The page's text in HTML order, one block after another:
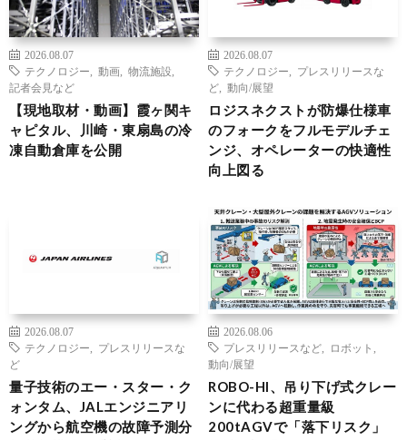
2026.08.07
テクノロジー
動画 物流施設
記者会見など
【現地取材・動画】霞ヶ関キ
ャピタル、川崎・東扇島の冷
凍自動倉庫を公開
2026.08.07
テクノロジー
プレスリリースな
ど
動向/展望
ロジスネクストが防爆仕様車
のフォークをフルモデルチェ
ンジ、オペレーターの快適性
向上図る
2026.08.07
テクノロジー
プレスリリースな
ど
量子技術のエー・スター・ク
ォンタム、JALエンジニアリ
ングから航空機の故障予測分
2026.08.06
プレスリリースなど
ロボット
動向/展望
ROBO-HI、吊り下げ式クレー
ンに代わる超重量級
200tAGVで「落下リスク」